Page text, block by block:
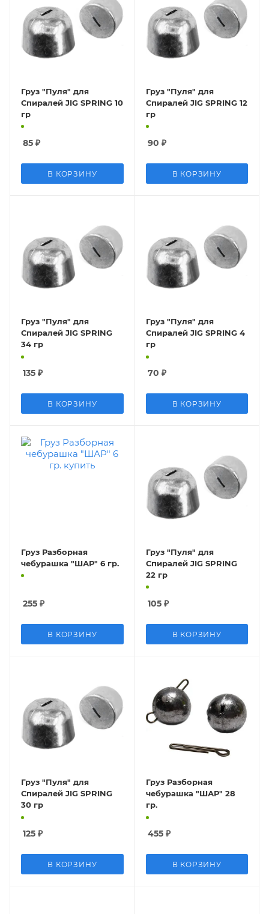
Груз "Пуля" для
Спиралей JIG SPRING 10
гр
85 ₽
В КОРЗИНУ
Груз "Пуля" для
Спиралей JIG SPRING 12
гр
90 ₽
В КОРЗИНУ
Груз "Пуля" для
Спиралей JIG SPRING
34 гр
135 ₽
В КОРЗИНУ
Груз "Пуля" для
Спиралей JIG SPRING 4
гр
70 ₽
В КОРЗИНУ
Груз Разборная
чебурашка "ШАР" 6 гр.
255 ₽
В КОРЗИНУ
Груз "Пуля" для
Спиралей JIG SPRING
22 гр
105₽
В КОРЗИНУ
Груз "Пуля" для
Спиралей JIG SPRING
30 гр
125 ₽
В КОРЗИНУ
Груз Разборная
чебурашка "ШАР" 28
гр.
455₽
В КОРЗИНУ